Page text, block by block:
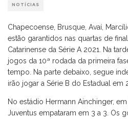
NOTÍCIAS
Chapecoense, Brusque, Avaí,
estão garantidos nas quartas de
Catarinense da Série A 2021. Na
jogos da 10ª rodada da primeira
tempo. Na parte debaixo, segue
irão jogar a Série B do Estadual em
No estádio Hermann Ainchinger,
Juventus empataram em 3 a 3. Os